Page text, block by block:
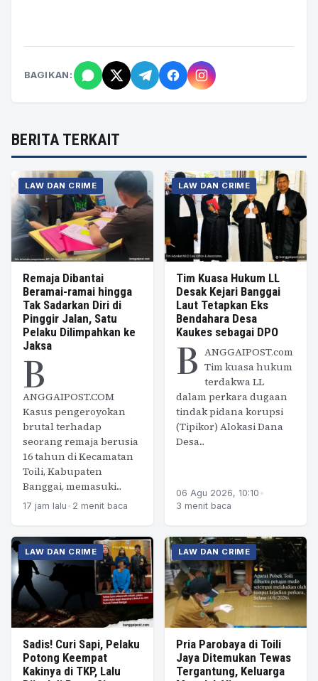
BAGIKAN:
BERITA TERKAIT
LAW DAN CRIME
Remaja Dibantai
Beramai-ramai hingga
Tak Sadarkan Diri di
Pinggir Jalan, Satu
Pelaku Dilimpahkan ke
Jaksa
B
ANGGAIPOST.COM
Kasus pengeroyokan
brutal terhadap
seorang remaja berusia
16 tahun di Kecamatan
Toili, Kabupaten
Banggai, memasuki...
17 jam lalu • 2 menit baca
LAW DAN CRIME
Tim Kuasa Hukum LL
Desak Kejari Banggai
Laut Tetapkan Eks
Bendahara Desa
Kaukes sebagai DPO
B ANGGAIPOST.com
Tim kuasa hukum
terdakwa LL
dalam perkara dugaan
tindak pidana korupsi
(Tipikor) Alokasi Dana
Desa...
06 Agu 2026, 10:10 •
3 menit baca
LAW DAN CRIME
Sadis! Curi Sapi, Pelaku
Potong Keempat
Kakinya di TKP, Lalu
LAW DAN CRIME
Pria Parobaya di Toili
Jaya Ditemukan Tewas
Tergantung, Keluarga